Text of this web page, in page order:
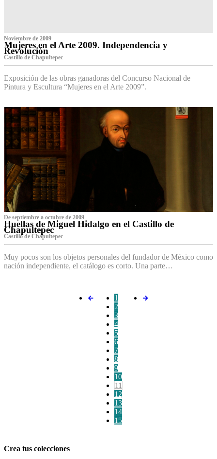
Noviembre de 2009
Mujeres en el Arte 2009. Independencia y
Revolución
Castillo de Chapultepec
Exposición de las obras ganadoras del Concurso Nacional de
Pintura y Escultura “Mujeres en el Arte 2009”.
De septiembre a octubre de 2009
Huellas de Miguel Hidalgo en el Castillo de
Chapultepec
Castillo de Chapultepec
Muy pocos son los objetos personales del fundador de México como
nación independiente, el catálogo es corto. Una parte…
1
2
3
4
5
6
7
8
9
10
11
12
13
14
15
Crea tus colecciones